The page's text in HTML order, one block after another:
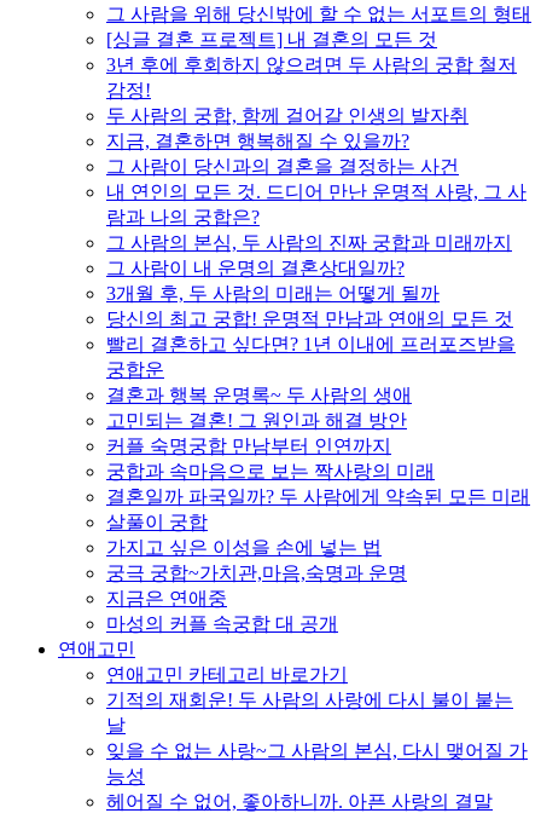
그 사람을 위해 당신밖에 할 수 없는 서포트의 형태
[싱글 결혼 프로젝트] 내 결혼의 모든 것
3년 후에 후회하지 않으려면 두 사람의 궁합 철저
감정!
두 사람의 궁합, 함께 걸어갈 인생의 발자취
지금, 결혼하면 행복해질 수 있을까?
그 사람이 당신과의 결혼을 결정하는 사건
내 연인의 모든 것. 드디어 만난 운명적 사랑, 그 사
람과 나의 궁합은?
그 사람의 본심, 두 사람의 진짜 궁합과 미래까지
그 사람이 내 운명의 결혼상대일까?
3개월 후, 두 사람의 미래는 어떻게 될까
당신의 최고 궁합! 운명적 만남과 연애의 모든 것
빨리 결혼하고 싶다면? 1년 이내에 프러포즈받을
궁합운
결혼과 행복 운명록~ 두 사람의 생애
고민되는 결혼! 그 원인과 해결 방안
커플 숙명궁합 만남부터 인연까지
궁합과 속마음으로 보는 짝사랑의 미래
결혼일까 파국일까? 두 사람에게 약속된 모든 미래
살풀이 궁합
가지고 싶은 이성을 손에 넣는 법
궁극 궁합~가치관,마음,숙명과 운명
지금은 연애중
마성의 커플 속궁합 대 공개
연애고민
연애고민 카테고리 바로가기
기적의 재회운! 두 사람의 사랑에 다시 불이 붙는
날
잊을 수 없는 사랑~그 사람의 본심, 다시 맺어질 가
능성
헤어질 수 없어, 좋아하니까. 아픈 사랑의 결말